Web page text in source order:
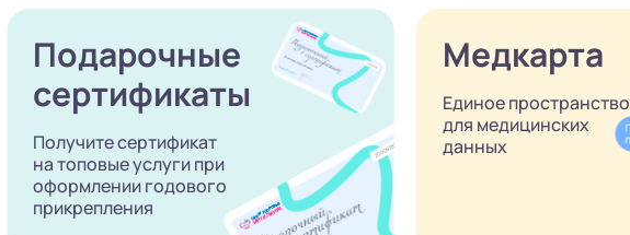
Подарочные
сертификаты
Получите сертификат
на топовые услуги при
оформлении годового
прикрепления
Медкарта
Единое пространство
для медицинских
данных